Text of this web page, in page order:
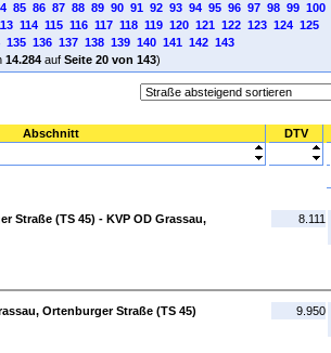
85 86 87 88 89 90 91 92 93 94 95 96 97 98 99 100
114 115 116 117 118 119 120 121 122 123 124 125
135 136 137 138 139 140 141 142 143
14.284auf Seite 20 von 143)
Abschnitt DTV
Straße (TS 45) - KVP OD Grassau,
8.111
Ortenburger Straße (TS 45)
9.950